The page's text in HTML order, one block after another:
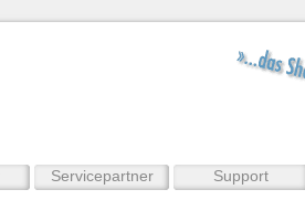
Servicepartner Support